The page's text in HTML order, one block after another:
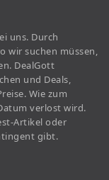
uns. Durch
wir suchen müssen,
DealGott
und Deals,
Wie zum
verlost wird.
Artikel oder
gibt.